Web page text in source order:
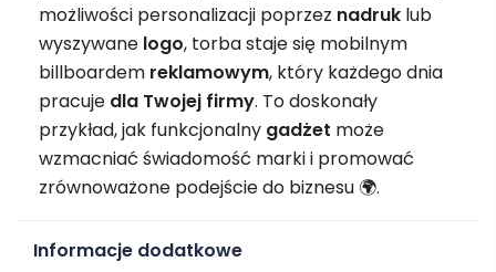
możliwości personalizacji poprzez nadruk lub
wyszywane logo, torba staje się mobilnym
billboardem reklamowym, który każdego dnia
pracuje dla Twojej firmy. To doskonały
przykład, jak funkcjonalny gadżet może
wzmacniać świadomość marki i promować
zrównoważone podejście do biznesu 🌍.
Informacje dodatkowe